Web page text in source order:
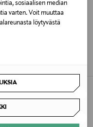
sosiaalisen median
varten. Voit muuttaa
löytyvästä